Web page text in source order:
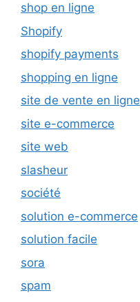
shop en ligne
Shopify
shopify payments
shopping en ligne
site de vente en ligne
site e-commerce
site web
slasheur
société
solution e-commerce
solution facile
sora
spam